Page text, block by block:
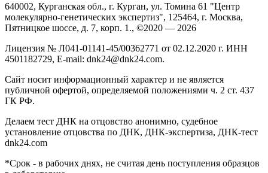
640002, Курганская обл., г. Курган, ул. Томина 61 "Центр
молекулярно-генетических экспертиз", 125464, г. Москва,
Пятницкое шоссе, д. 7, корп. 1., ©2020 — 2026
Лицензия № Л041-01141-45/00362771 от 02.12.2020 г. ИНН
4501182729, E-mail: dnk24@dnk24.com.
Сайт носит информационный характер и не является
публичной офертой, определяемой положениями ч. 2 ст. 437
ГК РФ.
Делаем тест ДНК на отцовство анонимно, судебное
установление отцовства по ДНК, ДНК-экспертиза, ДНК-тест
dnk24.com
*Срок - в рабочих днях, не считая день поступления образцов